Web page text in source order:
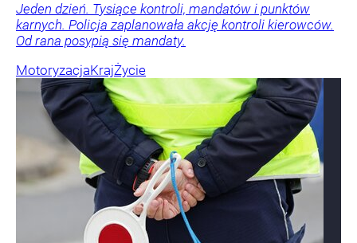
Jeden dzień. Tysiące kontroli, mandatów i punktów
karnych. Policja zaplanowała akcję kontroli kierowców.
Od rana posypią się mandaty.
MotoryzacjaKrajŻycie